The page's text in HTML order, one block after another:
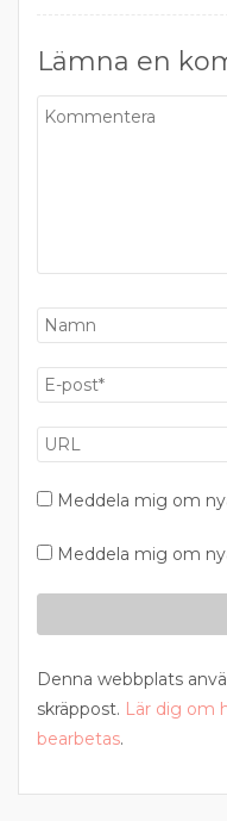
Lämna en
Meddela mig om
Meddela mig om
Denna webbplats
skräppost. Lär dig om
bearbetas.